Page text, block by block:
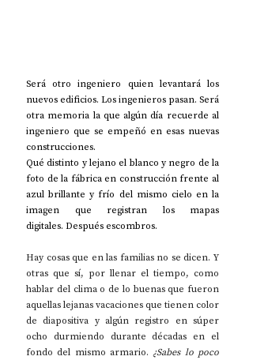
Será otro ingeniero quien levantará los
nuevos edificios. Los ingenieros pasan. Será
otra memoria la que algún día recuerde al
ingeniero que se empeñó en esas nuevas
construcciones.
Qué distinto y lejano el blanco y negro de la
foto de la fábrica en construcción frente al
azul brillante y frío del mismo cielo en la
imagen que registran los mapas
digitales. Después escombros.
Hay cosas que en las familias no se dicen. Y
otras que sí, por llenar el tiempo, como
hablar del clima o de lo buenas que fueron
aquellas lejanas vacaciones que tienen color
de diapositiva y algún registro en súper
ocho durmiendo durante décadas en el
fondo del mismo armario. ¿Sabes lo poco